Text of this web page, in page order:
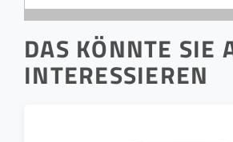
DAS KÖNNTE SIE
INTERESSIEREN